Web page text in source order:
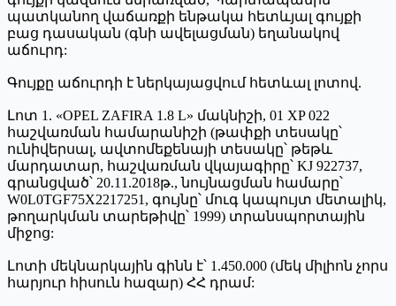
պատկանող վաճառքի ենթակա հետևյալ գույքի
բաց դասական (գնի ավելացման) եղանակով
աճուրդ:
Գույքը աճուրդի է ներկայացվում հետևալ լոտով.
Լոտ 1. «OPEL ZAFIRA 1.8 L» մակնիշի, 01 XP 022
հաշվառման համարանիշի (թափքի տեսակը՝
ունիվերսալ, ավտոմեքենայի տեսակը՝ թեթև
մարդատար, հաշվառման վկայագիրը՝ KJ 922737,
գրանցված՝ 20.11.2018թ., նույնացման համարը՝
W0L0TGF75X2217251, գույնը՝ մուգ կապույտ մետալիկ,
թողարկման տարեթիվը՝ 1999) տրանսպորտային
միջոց:
Լոտի մեկնարկային գինն է՝ 1.450.000 (մեկ միլիոն չորս
հարյուր հիսուն հազար) ՀՀ դրամ: